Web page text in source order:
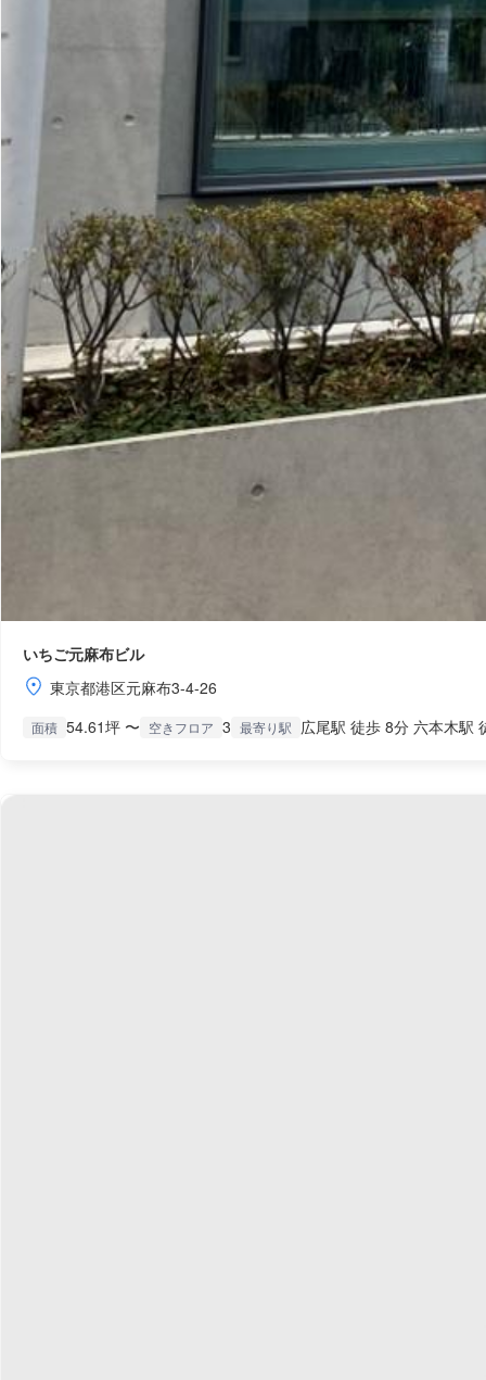
いちご元麻布ビル
東京都港区元麻布3-4-26
面積 54.61坪 〜 空きフロア 3 最寄り駅 広尾駅 徒歩 8分 六本木駅